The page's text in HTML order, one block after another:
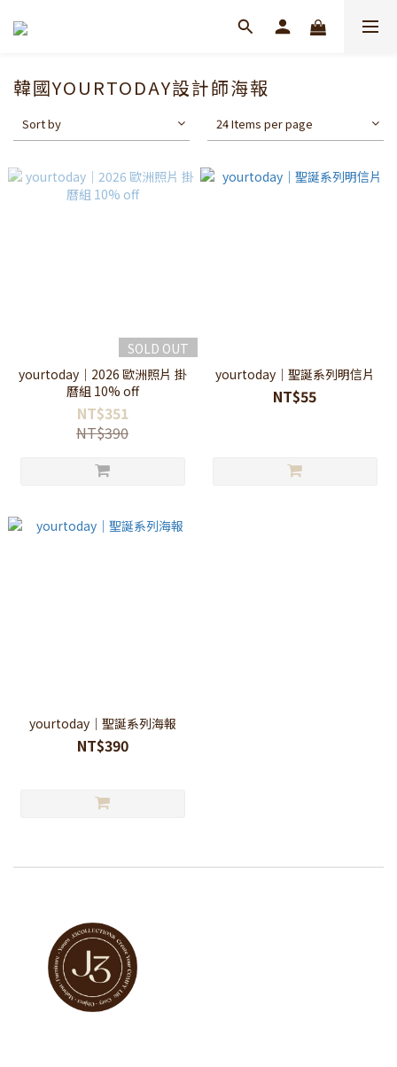
韓國YOURTODAY設計師海報
Sort by 24 Items per page
SOLD OUT
yourtoday｜2026 歐洲照片 掛
曆組 10% off
NT$351
NT$390
yourtoday｜聖誕系列明信片
NT$55
yourtoday｜聖誕系列海報
NT$390